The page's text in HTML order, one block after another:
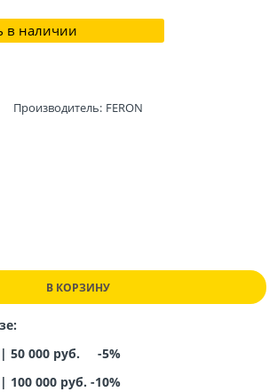
в наличии
Производитель: FERON
В КОРЗИНУ
50 000 руб. -5%
| 100 000 руб. -10%